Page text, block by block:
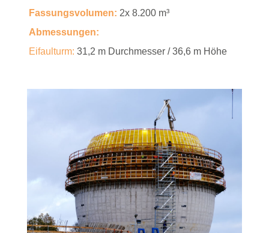
Fassungsvolumen: 2x 8.200 m³
Abmessungen:
Eifaulturm: 31,2 m Durchmesser / 36,6 m Höhe